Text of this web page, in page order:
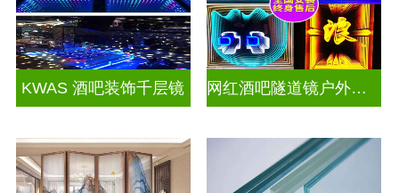
KWAS 酒吧装饰千层镜 网红酒吧隧道镜户外门头招牌千层镜深渊镜